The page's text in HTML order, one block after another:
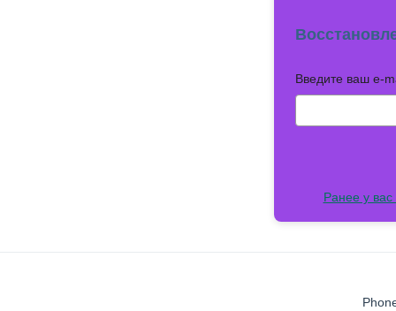
Введите ваш e-
Ранее у